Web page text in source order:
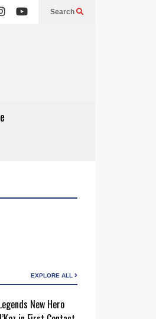
Search
EXPLORE ALL
New Hero